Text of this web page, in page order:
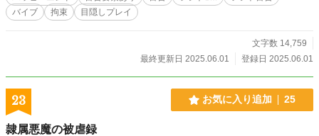
バイブ
拘束 目隠しプレイ
文字数 14,759
最終更新日 2025.06.01
登録日 2025.06.01
23 お気に入り追加 25
隷属悪魔の被虐録